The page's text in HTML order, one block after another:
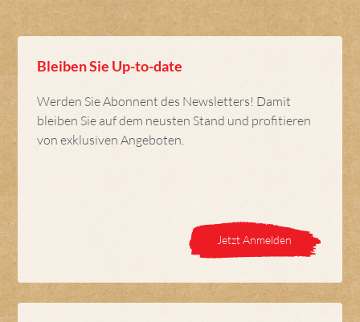
Bleiben Sie Up-to-date
Werden Sie Abonnent des Newsletters! Damit
bleiben Sie auf dem neusten Stand und profitieren
von exklusiven Angeboten.
Jetzt Anmelden